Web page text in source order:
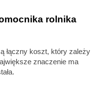
rolnika
łączny koszt, który zależy
znaczenie ma